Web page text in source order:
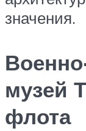
значения.
музей
флота